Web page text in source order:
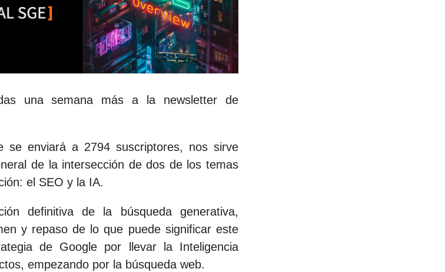
una semana más a la newsletter de
se enviará a 2794 suscriptores, nos sirve
de la intersección de dos de los temas
el SEO y la IA.
definitiva de la búsqueda generativa,
y repaso de lo que puede significar este
de Google por llevar la Inteligencia
empezando por la búsqueda web.